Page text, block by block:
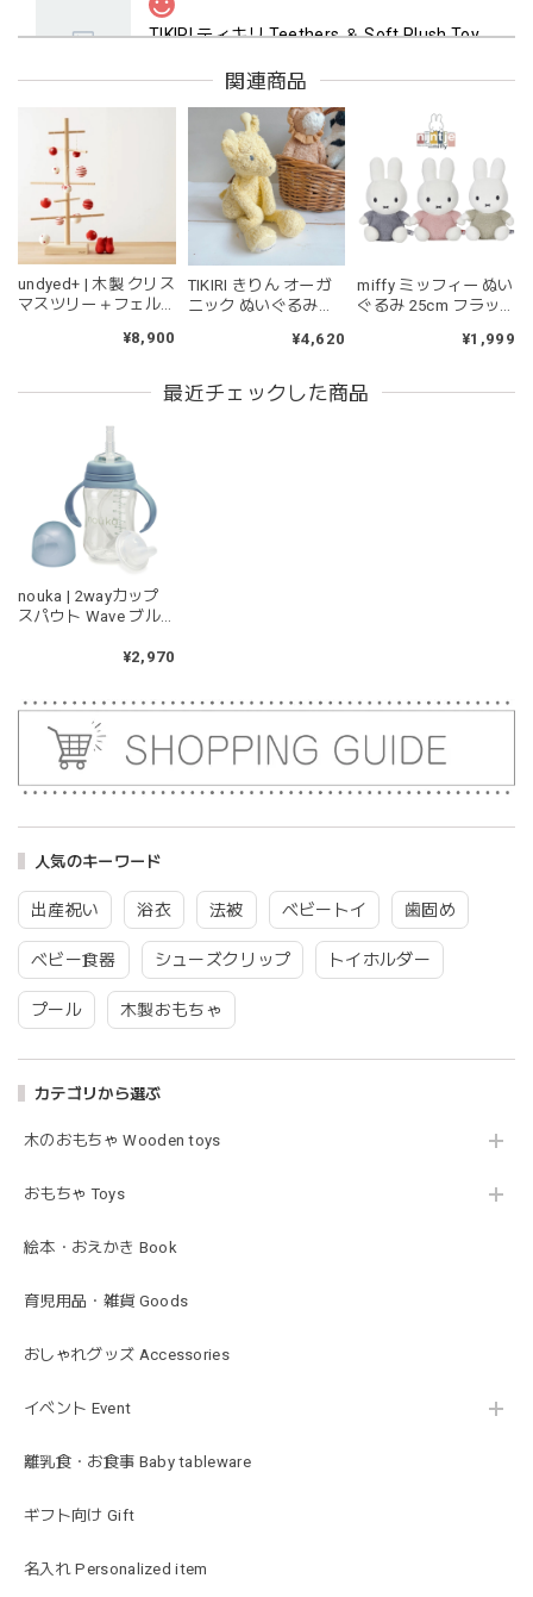
人気のキーワード
出産祝い 浴衣 法被 ベビートイ 歯固め
ベビー食器 シューズクリップ トイホルダー
プール 木製おもちゃ
カテゴリから選ぶ
木のおもちゃ Wooden toys
おもちゃ Toys
絵本・おえかき Book
育児用品・雑貨 Goods
おしゃれグッズ Accessories
イベント Event
離乳食・お食事 Baby tableware
ギフト向け Gift
名入れ Personalized item
TIKIRI ティキリ Teethers ＆ Soft Plush Toy Alvin ぞう 歯固め＆ぬいぐるみセット
2026/06/18
マグカップ BEANS 2 美濃焼 日本製 コーヒー豆柄
2026/06/17
kawaii&born | ハート型 歯固めリング シリコン
2026/04/24
持ちやすいようで今持ってるおもちゃの中で1番長く握って
ても可愛いです。また、シリコン製なので哺乳瓶と一緒に洗
ったり除菌できたり常に清潔に保てるのも嬉しいです。
moca
2026/04/24
耳の部分が咥えやすいようでよく遊んでいます。木の部分は
ますが、見た目が可愛くて満足です。
gray
2026/03/26
グレーを購入しました！手持ちのビブより少し小さい作りで
したがかわいいので問題なし^ ^ありがとうございました♡
2026/02/21
この度は迅速丁寧な対応をありがとうございました(^^) 梱包
2026/01/17
関連商品
undyed+ | 木製 クリス
マスツリー＋フェル
ツリー アンダイドプ
¥8,900
TIKIRI きりん オーガ
ニック ぬいぐるみ
Organic Plush toy テ
¥4,620
miffy ミッフィー ぬい
ぐるみ 25cm フラッ
¥1,999
最近チェックした商品
nouka | 2wayカップ
スパウト Wave ブル
¥2,970